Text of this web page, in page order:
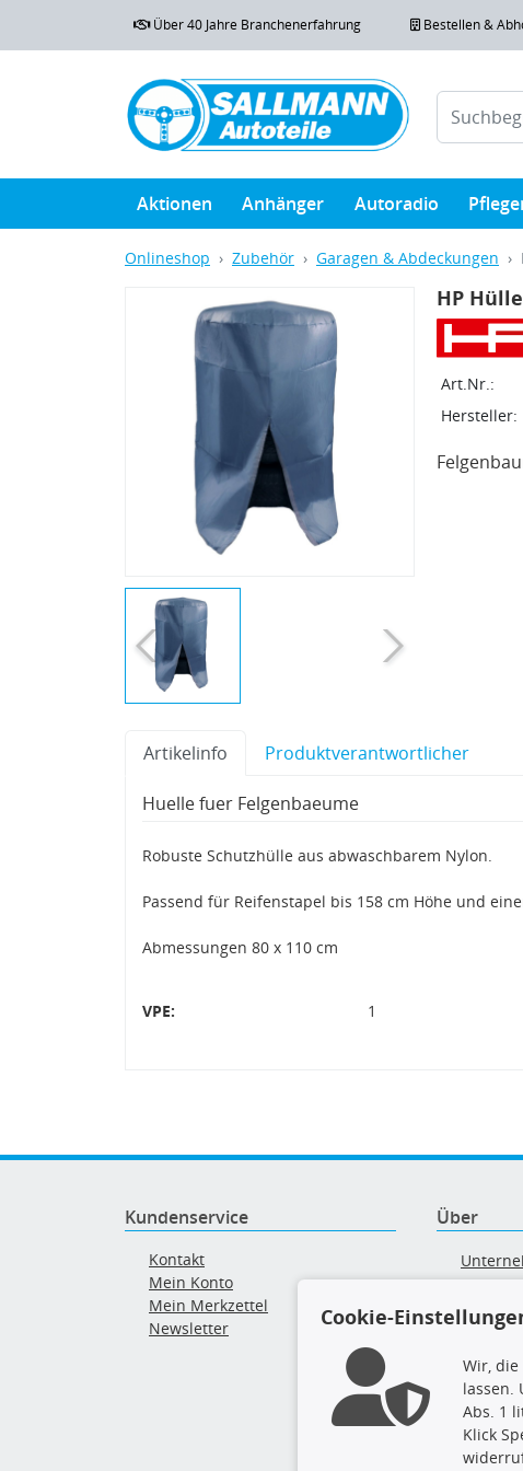
Über 40 Jahre Branchenerfahrung Bestellen &
Aktionen Anhänger Autoradio
Onlineshop Zubehör Garagen & Abdeckungen
HP
Art.Nr.:
Hersteller:
Artikelinfo Produktverantwortlicher
Huelle fuer Felgenbaeume
Robuste Schutzhülle aus abwaschbarem Nylon.
Passend für Reifenstapel bis 158 cm Höhe und
Abmessungen 80 x 110 cm
VPE: 1
Kundenservice
Kontakt
Mein Konto
Mein Merkzettel
Newsletter
Über
AGB
Versand
Cookie-
Wir, die
lassen.
Abs. 1
Klick